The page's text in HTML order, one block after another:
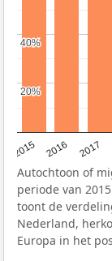
2015 2016 2017
20%
20%
40%
40%
Autochtoon of
periode van
toont de
Nederland,
Europa in het